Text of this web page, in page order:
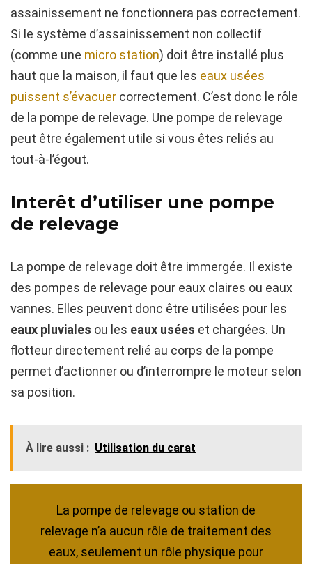
assainissement ne fonctionnera pas correctement.
Si le système d’assainissement non collectif
(comme une micro station) doit être installé plus
haut que la maison, il faut que les eaux usées
puissent s’évacuer correctement. C’est donc le rôle
de la pompe de relevage. Une pompe de relevage
peut être également utile si vous êtes reliés au
tout-à-l’égout.
Interêt d’utiliser une pompe
de relevage
La pompe de relevage doit être immergée. Il existe
des pompes de relevage pour eaux claires ou eaux
vannes. Elles peuvent donc être utilisées pour les
eaux pluviales ou les eaux usées et chargées. Un
flotteur directement relié au corps de la pompe
permet d’actionner ou d’interrompre le moteur selon
sa position.
À lire aussi : Utilisation du carat
La pompe de relevage ou station de
relevage n’a aucun rôle de traitement des
eaux, seulement un rôle physique pour